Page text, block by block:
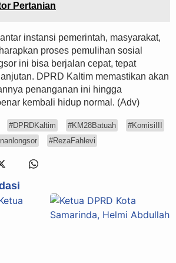
Pertanian
instansi pemerintah, masyarakat,
proses pemulihan sosial
ini bisa berjalan cepat, tepat
DPRD Kaltim memastikan akan
penanganan ini hingga
kembali hidup normal. (Adv)
#DPRDKaltim #KM28Batuah
#KomisiIII
#RezaFahlevi